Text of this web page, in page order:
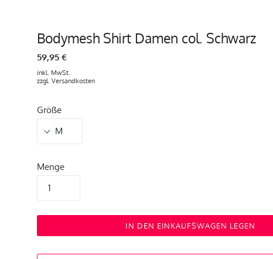
Bodymesh Shirt Damen col. Schwarz
59,95 €
inkl. MwSt.
zzgl. Versandkosten
Größe
Menge
IN DEN EINKAUFSWAGEN LEGEN